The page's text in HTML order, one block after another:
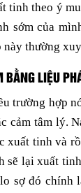
tinh theo ý
sớm của
thường
LIỆU
trường hợp
cảm tâm lý.
xuất tinh và
sẽ lại xuất
sợ đó chính